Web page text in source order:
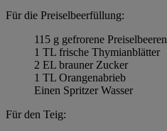
Für die Preiselbeerfüllung:
115 g gefrorene Preiselbeeren
1 TL frische Thymianblätter
2 EL brauner Zucker
1 TL Orangenabrieb
Einen Spritzer Wasser
Für den Teig: